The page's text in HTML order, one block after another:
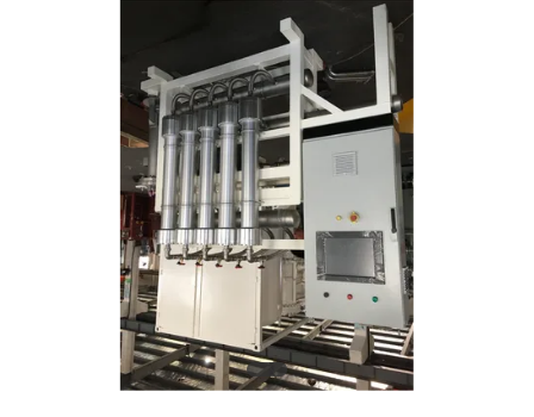
SITEMAP
POLITIQUE
CONFIDENTIALITÉ